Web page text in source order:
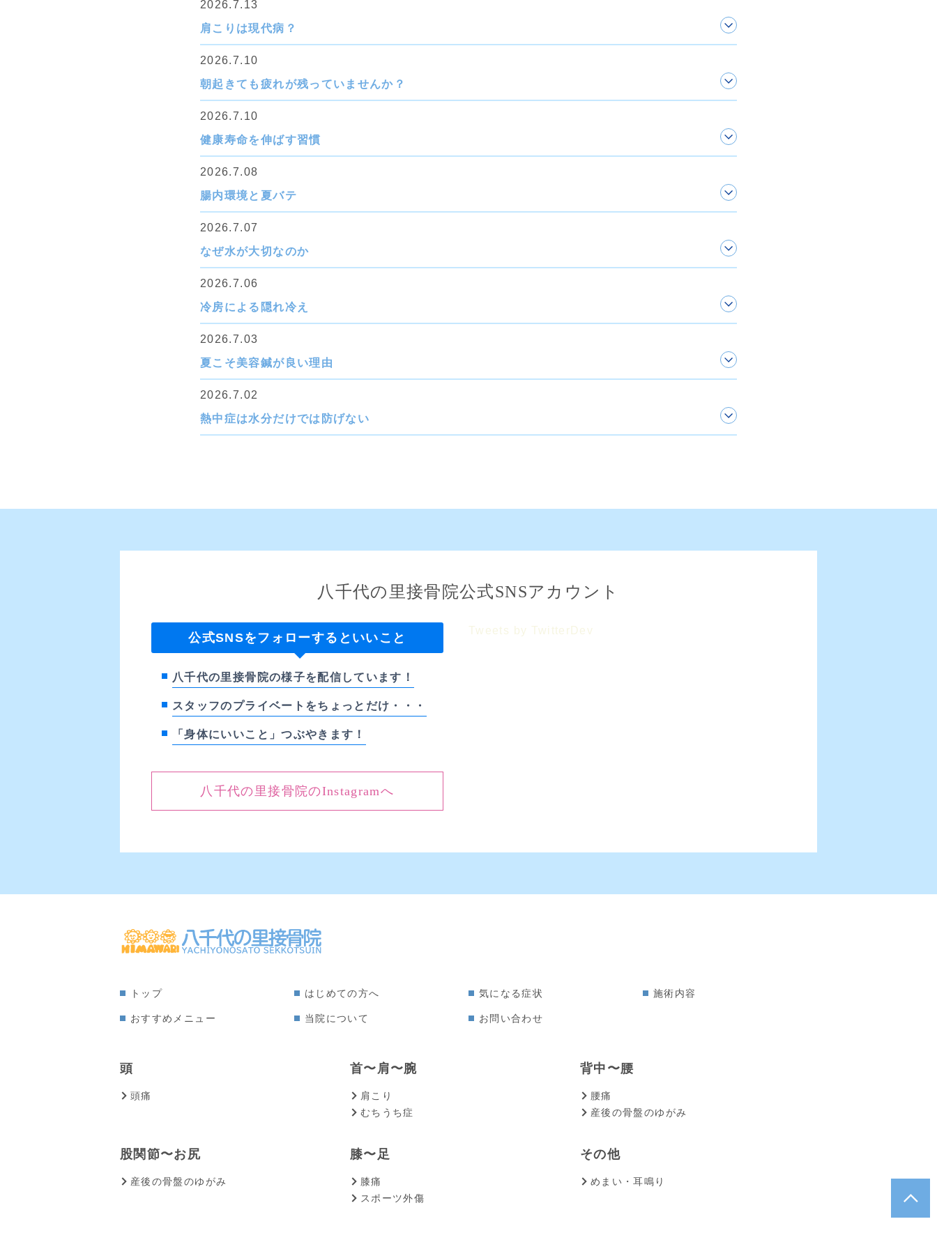
2026.7.13
肩こりは現代病？
2026.7.10
朝起きても疲れが残っていませんか？
2026.7.10
健康寿命を伸ばす習慣
2026.7.08
腸内環境と夏バテ
2026.7.07
なぜ水が大切なのか
2026.7.06
冷房による隠れ冷え
2026.7.03
夏こそ美容鍼が良い理由
2026.7.02
熱中症は水分だけでは防げない
八千代の里接骨院公式SNSアカウント
公式SNSをフォローするといいこと
八千代の里接骨院の様子を配信しています！
スタッフのプライベートをちょっとだけ・・・
「身体にいいこと」つぶやきます！
八千代の里接骨院のInstagramへ
Tweets by TwitterDev
トップ はじめての方へ 気になる症状 施術内容
おすすめメニュー 当院について お問い合わせ
頭
頭痛
首〜肩〜腕
肩こり
むちうち症
背中〜腰
腰痛
産後の骨盤のゆがみ
股関節〜お尻
産後の骨盤のゆがみ
膝〜足
膝痛
スポーツ外傷
その他
めまい・耳鳴り